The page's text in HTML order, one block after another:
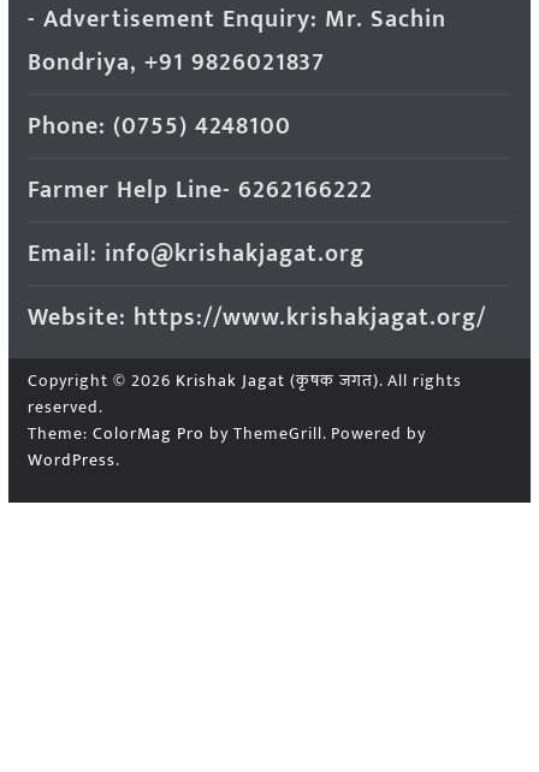
- Advertisement Enquiry: Mr. Sachin
Bondriya, +91 9826021837
Phone: (0755) 4248100
Farmer Help Line- 6262166222
Email: info@krishakjagat.org
Website: https://www.krishakjagat.org/
Copyright © 2026 Krishak Jagat (कृषक जगत). All rights
reserved.
Theme: ColorMag Pro by ThemeGrill. Powered by
WordPress.